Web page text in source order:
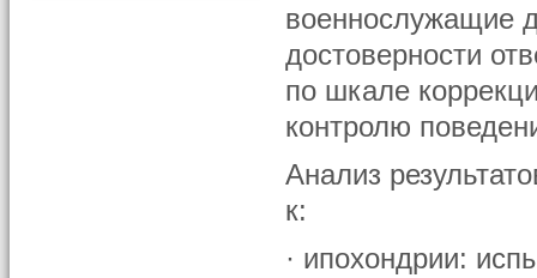
военнослужащие
достоверности
по шкале
контролю
Анализ
к:
· ипохондрии: